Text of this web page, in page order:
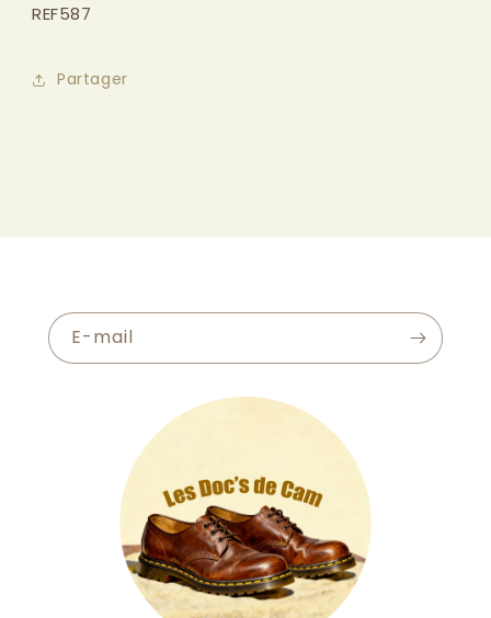
REF587
Partager
E-mail